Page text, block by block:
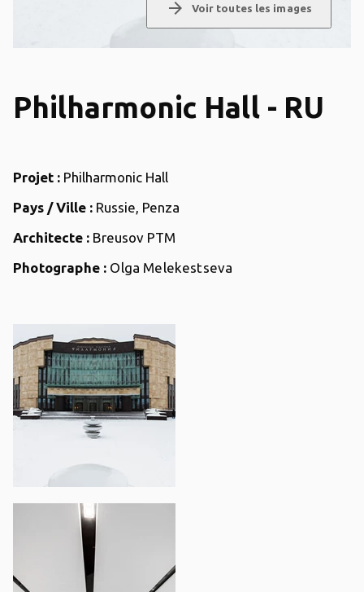
arrow_forward Voir toutes les images
Philharmonic Hall - RU
Projet : Philharmonic Hall
Pays / Ville : Russie, Penza
Architecte : Breusov PTM
Photographe : Olga Melekestseva